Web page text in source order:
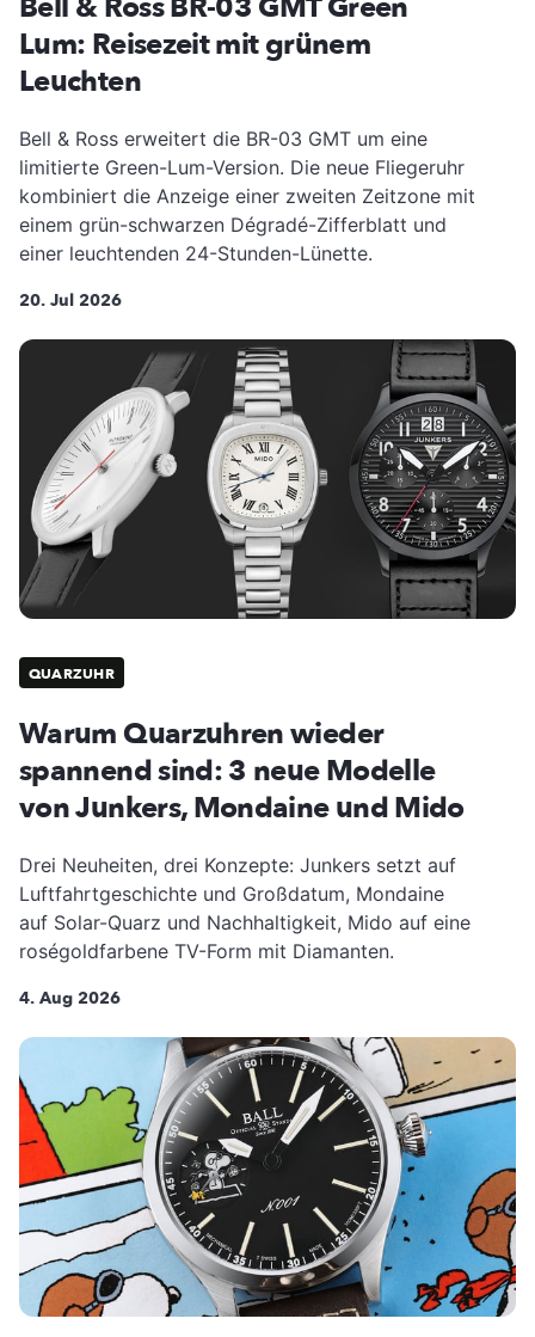
Lum: Reisezeit mit grünem
Leuchten
Bell & Ross erweitert die BR-03 GMT um eine
limitierte Green-Lum-Version. Die neue Fliegeruhr
kombiniert die Anzeige einer zweiten Zeitzone mit
einem grün-schwarzen Dégradé-Zifferblatt und
einer leuchtenden 24-Stunden-Lünette.
20. Jul 2026
QUARZUHR
Warum Quarzuhren wieder
spannend sind: 3 neue Modelle
von Junkers, Mondaine und Mido
Drei Neuheiten, drei Konzepte: Junkers setzt auf
Luftfahrtgeschichte und Großdatum, Mondaine
auf Solar-Quarz und Nachhaltigkeit, Mido auf eine
roségoldfarbene TV-Form mit Diamanten.
4. Aug 2026